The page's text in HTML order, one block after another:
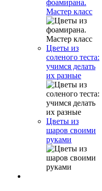
фоамирана.
Мастер класс
Цветы из
соленого теста:
учимся делать
их разные
Цветы из
шаров своими
руками